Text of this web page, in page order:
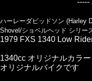
ハーレーダビッドソン (Harley
Shovel/ショベルヘッド シリー
1979 FXS 1340 Low
1340cc オリジナルカラー
オリジナルバイクです